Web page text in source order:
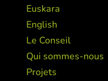
Euskara
English
Le Conseil
Qui sommes-nous
Projets